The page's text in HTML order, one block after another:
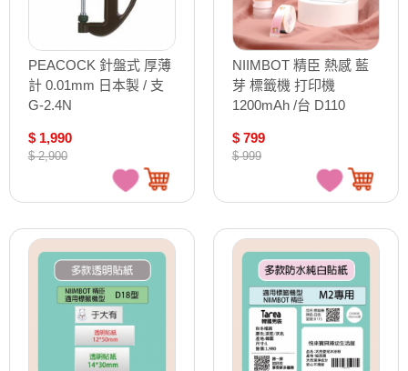
PEACOCK 針盤式 厚薄
計 0.01mm 日本製 / 支
G-2.4N
$ 1,990
$ 2,900
NIIMBOT 精臣 熱感 藍
芽 標籤機 打印機
1200mAh /台 D110
$ 799
$ 999